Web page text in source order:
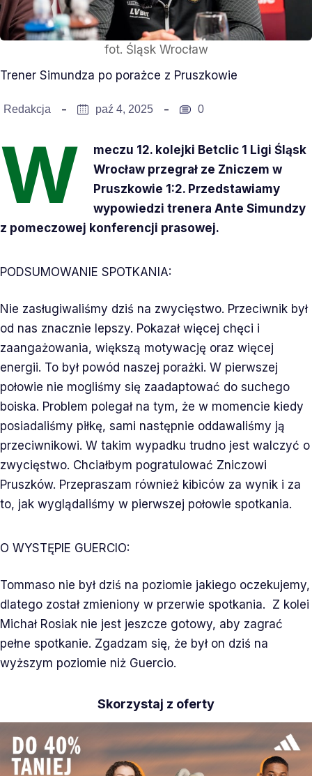
fot. Śląsk Wrocław
Trener Simundza po porażce z Pruszkowie
Redakcja paź 4, 2025 0
W
meczu 12. kolejki Betclic 1 Ligi Śląsk
Wrocław przegrał ze Zniczem w
Pruszkowie 1:2. Przedstawiamy
wypowiedzi trenera Ante Simundzy
z pomeczowej konferencji prasowej.
PODSUMOWANIE SPOTKANIA:
Nie zasługiwaliśmy dziś na zwycięstwo. Przeciwnik był
od nas znacznie lepszy. Pokazał więcej chęci i
zaangażowania, większą motywację oraz więcej
energii. To był powód naszej porażki. W pierwszej
połowie nie mogliśmy się zaadaptować do suchego
boiska. Problem polegał na tym, że w momencie kiedy
posiadaliśmy piłkę, sami następnie oddawaliśmy ją
przeciwnikowi. W takim wypadku trudno jest walczyć o
zwycięstwo. Chciałbym pogratulować Zniczowi
Pruszków. Przepraszam również kibiców za wynik i za
to, jak wyglądaliśmy w pierwszej połowie spotkania.
O WYSTĘPIE GUERCIO:
Tommaso nie był dziś na poziomie jakiego oczekujemy,
dlatego został zmieniony w przerwie spotkania. Z kolei
Michał Rosiak nie jest jeszcze gotowy, aby zagrać
pełne spotkanie. Zgadzam się, że był on dziś na
wyższym poziomie niż Guercio.
Skorzystaj z oferty